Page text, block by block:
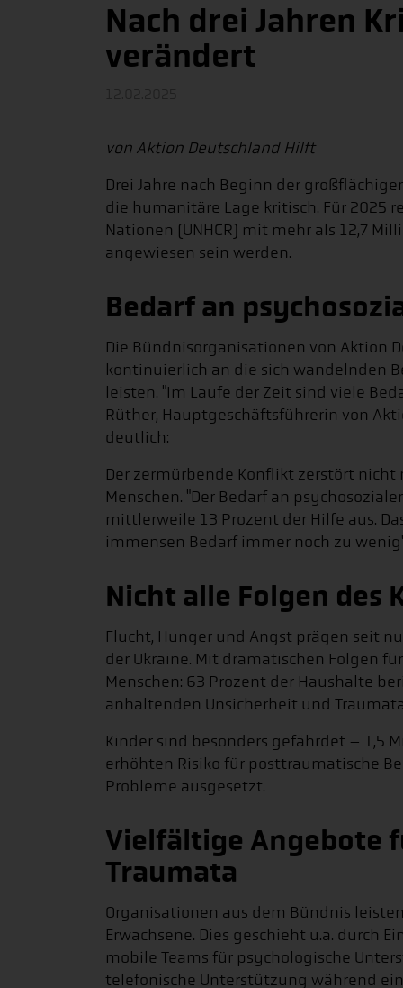
Nach drei Jahren
verändert
von Aktion Deutschland Hilft
Drei Jahre nach Beginn der
die humanitäre Lage kritisch. Für 2025
Nationen (UNHCR) mit mehr als 12,7
angewiesen sein werden.
Bedarf an
Die Bündnisorganisationen von Aktion
kontinuierlich an die sich wandelnden
leisten. "Im Laufe der Zeit sind viele
Rüther, Hauptgeschäftsführerin von
deutlich:
Der zermürbende Konflikt zerstört nicht
Menschen. "Der Bedarf an
mittlerweile 13 Prozent der Hilfe aus.
immensen Bedarf immer noch zu
Nicht alle Folgen des
Flucht, Hunger und Angst prägen seit
der Ukraine. Mit dramatischen Folgen
Menschen: 63 Prozent der Haushalte
anhaltenden Unsicherheit und
Kinder sind besonders gefährdet – 1,5
erhöhten Risiko für posttraumatische
Probleme ausgesetzt.
Vielfältige Angebote
Traumata
Organisationen aus dem Bündnis
Erwachsene. Dies geschieht u.a. durch
mobile Teams für psychologische
telefonische Unterstützung während